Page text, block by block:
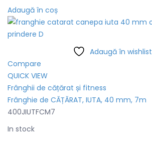
Adaugă în coș
Adaugă în wishlist
Compare
QUICK VIEW
Frânghii de cățărat și fitness
Frânghie de CĂȚĂRAT, IUTA, 40 mm, 7m
400JIUTFCM7
In stock